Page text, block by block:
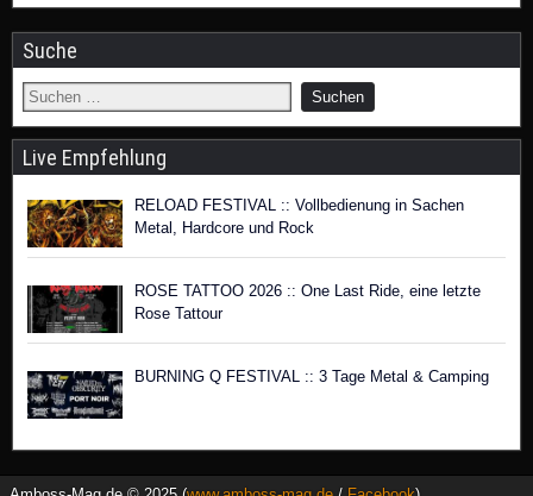
Suche
Live Empfehlung
RELOAD FESTIVAL :: Vollbedienung in Sachen
Metal, Hardcore und Rock
ROSE TATTOO 2026 :: One Last Ride, eine letzte
Rose Tattour
BURNING Q FESTIVAL :: 3 Tage Metal & Camping